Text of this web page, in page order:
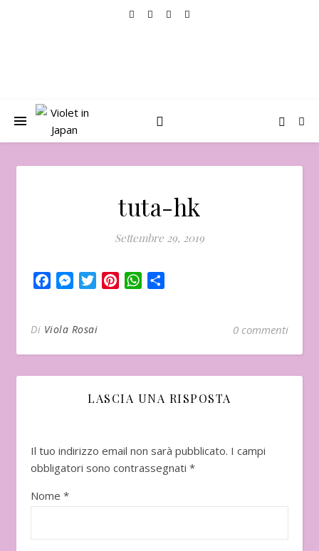
tuta-hk
Settembre 29, 2019
FacebookMessenger
TwitterPinterestWhatsApp
Di Viola Rosai 0 commenti
LASCIA UNA RISPOSTA
Il tuo indirizzo email non sarà pubblicato. I campi
obbligatori sono contrassegnati *
Nome *